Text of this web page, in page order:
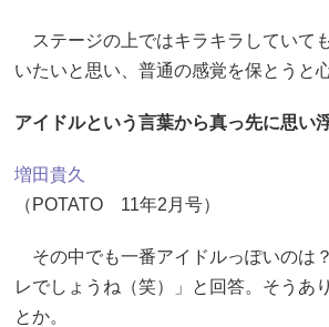
ステージの上ではキラキラしていて
いたいと思い、普通の感覚を保とうと
アイドルという言葉から真っ先に思い
増田貴久
（POTATO 11年2月号）
その中でも一番アイドルっぽいのは
レでしょうね（笑）」と回答。そうあ
とか。